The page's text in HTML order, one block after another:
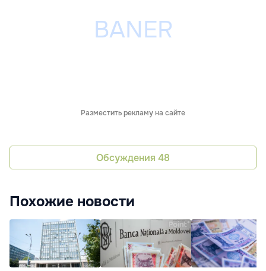
Разместить рекламу на сайте
Обсуждения 48
Похожие новости